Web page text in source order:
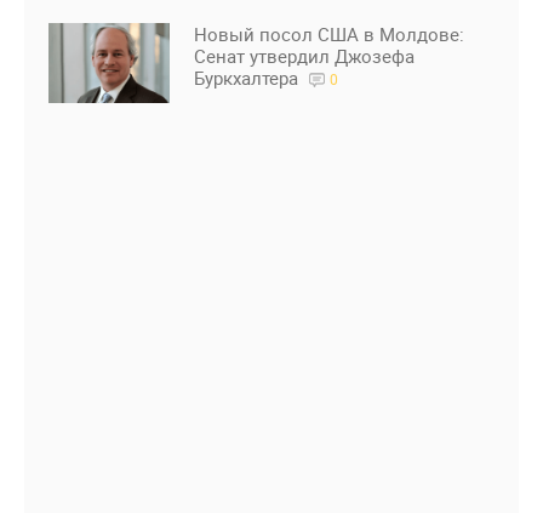
Новый посол США в Молдове:
Сенат утвердил Джозефа
Буркхалтера
0